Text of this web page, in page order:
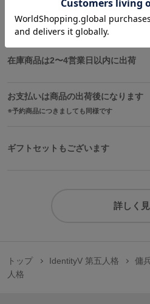
やすさも重視したバッグです。
原産国／ 中国
属チャーム：亜鉛合金、鉄、ガラス、真鍮
送料は全国一律1,000円。表示価格
在庫商品は2〜4営業日以内に出荷
お支払いは商品の出荷後になります
予約商品につきましても同様です
ギフトセットもございます
詳しく
トップ IdentityV 第五人格
傭
人格